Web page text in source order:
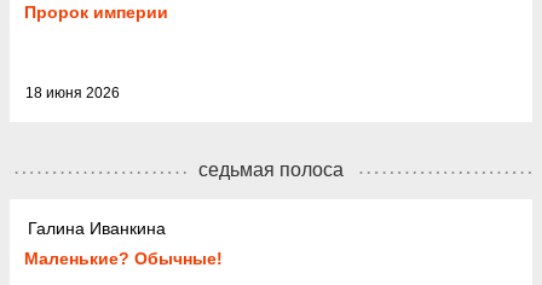
Пророк империи
18 июня 2026
седьмая полоса
Галина Иванкина
Маленькие? Обычные!